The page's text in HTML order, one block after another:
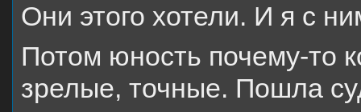
Они этого хотели. И я с
Потом юность почему-то
зрелые, точные. Пошла